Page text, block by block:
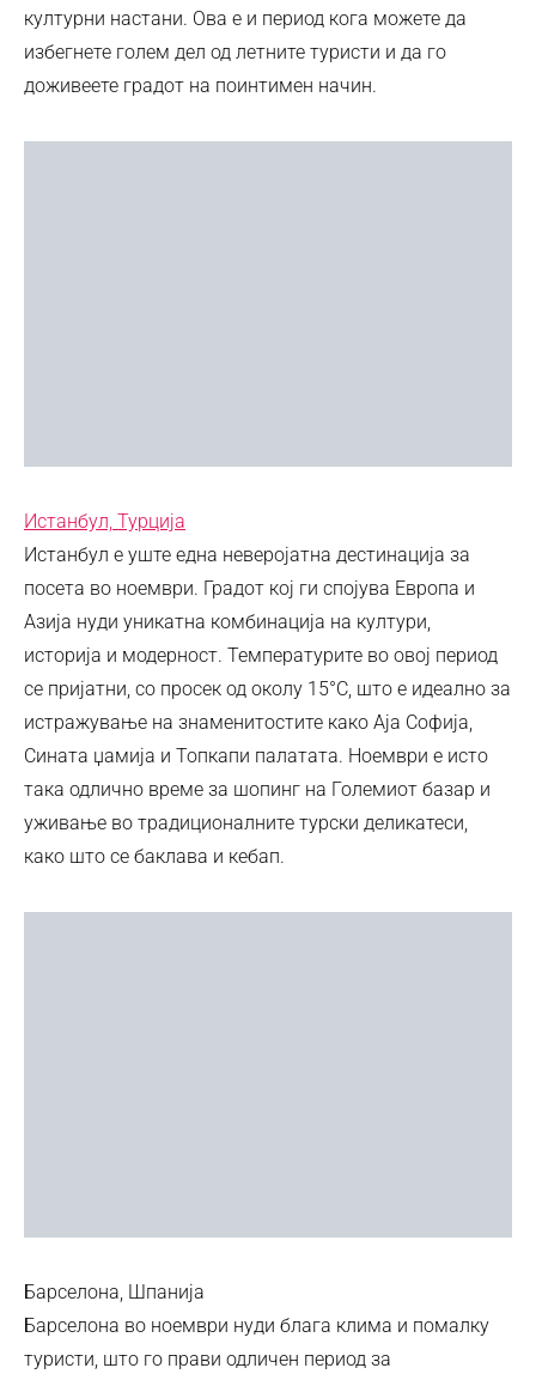
културни настани. Ова е и период кога можете да
избегнете голем дел од летните туристи и да го
доживеете градот на поинтимен начин.
Истанбул, Турција
Истанбул е уште една неверојатна дестинација за
посета во ноември. Градот кој ги спојува Европа и
Азија нуди уникатна комбинација на култури,
историја и модерност. Температурите во овој период
се пријатни, со просек од околу 15°C, што е идеално за
истражување на знаменитостите како Аја Софија,
Сината џамија и Топкапи палатата. Ноември е исто
така одлично време за шопинг на Големиот базар и
уживање во традиционалните турски деликатеси,
како што се баклава и кебап.
Барселона, Шпанија
Барселона во ноември нуди блага клима и помалку
туристи, што го прави одличен период за